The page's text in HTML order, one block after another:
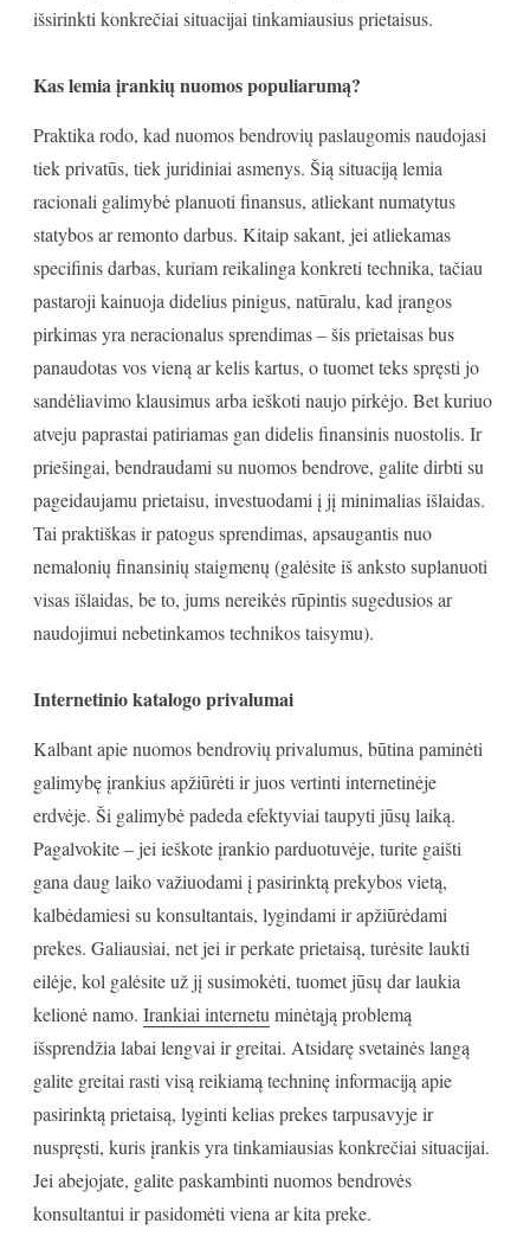
išsirinkti konkrečiai situacijai tinkamiausius prietaisus.
Kas lemia įrankių nuomos populiarumą?
Praktika rodo, kad nuomos bendrovių paslaugomis naudojasi
tiek privatūs, tiek juridiniai asmenys. Šią situaciją lemia
racionali galimybė planuoti finansus, atliekant numatytus
statybos ar remonto darbus. Kitaip sakant, jei atliekamas
specifinis darbas, kuriam reikalinga konkreti technika, tačiau
pastaroji kainuoja didelius pinigus, natūralu, kad įrangos
pirkimas yra neracionalus sprendimas – šis prietaisas bus
panaudotas vos vieną ar kelis kartus, o tuomet teks spręsti jo
sandėliavimo klausimus arba ieškoti naujo pirkėjo. Bet kuriuo
atveju paprastai patiriamas gan didelis finansinis nuostolis. Ir
priešingai, bendraudami su nuomos bendrove, galite dirbti su
pageidaujamu prietaisu, investuodami į jį minimalias išlaidas.
Tai praktiškas ir patogus sprendimas, apsaugantis nuo
nemalonių finansinių staigmenų (galėsite iš anksto suplanuoti
visas išlaidas, be to, jums nereikės rūpintis sugedusios ar
naudojimui nebetinkamos technikos taisymu).
Internetinio katalogo privalumai
Kalbant apie nuomos bendrovių privalumus, būtina paminėti
galimybę įrankius apžiūrėti ir juos vertinti internetinėje
erdvėje. Ši galimybė padeda efektyviai taupyti jūsų laiką.
Pagalvokite – jei ieškote įrankio parduotuvėje, turite gaišti
gana daug laiko važiuodami į pasirinktą prekybos vietą,
kalbėdamiesi su konsultantais, lygindami ir apžiūrėdami
prekes. Galiausiai, net jei ir perkate prietaisą, turėsite laukti
eilėje, kol galėsite už jį susimokėti, tuomet jūsų dar laukia
kelionė namo. Irankiai internetuminėtąją problemą
išsprendžia labai lengvai ir greitai. Atsidarę svetainės langą
galite greitai rasti visą reikiamą techninę informaciją apie
pasirinktą prietaisą, lyginti kelias prekes tarpusavyje ir
nuspręsti, kuris įrankis yra tinkamiausias konkrečiai situacijai.
Jei abejojate, galite paskambinti nuomos bendrovės
konsultantui ir pasidomėti viena ar kita preke.